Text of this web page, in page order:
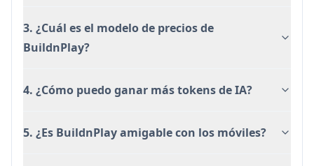
3. ¿Cuál es el modelo de precios de
BuildnPlay?
4. ¿Cómo puedo ganar más tokens de IA?
5. ¿Es BuildnPlay amigable con los móviles?